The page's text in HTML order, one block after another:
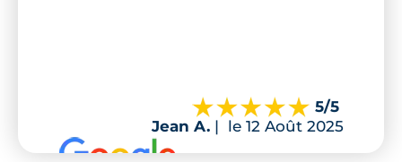
5/5
Jean A. | le 12 Août 2025